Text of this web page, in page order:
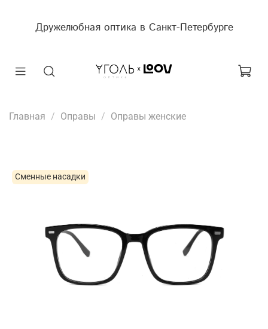
Дружелюбная оптика в Санкт-Петербурге
Главная Оправы Оправы женские
Сменные насадки